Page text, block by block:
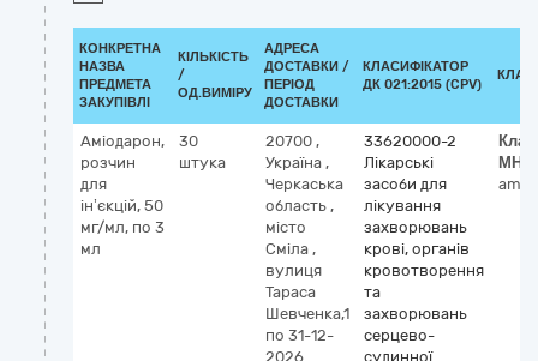
КОНКРЕТНА
НАЗВА
ПРЕДМЕТА
ЗАКУПІВЛІ
КІЛЬКІСТЬ
/
ОД.ВИМІРУ
АДРЕСА
ДОСТАВКИ /
ПЕРІОД
ДОСТАВКИ
КЛАСИФІКАТОР
ДК 021:2015 (CPV)
Аміодарон,
розчин
для
ін’єкцій, 50
мг/мл, по 3
мл
30
штука
20700 ,
Україна ,
Черкаська
область ,
місто
Сміла ,
вулиця
Тараса
Шевченка,1
по 31-12-
2026
33620000-2
Лікарські
засоби для
лікування
захворювань
крові, органів
кровотворення
та
захворювань
серцево-
судинної
МНН